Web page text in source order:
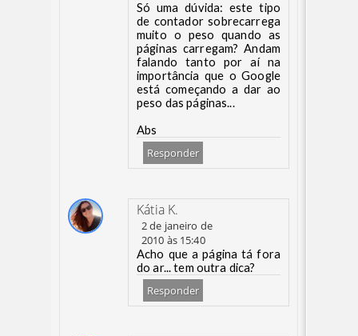
Só uma dúvida: este tipo
de contador sobrecarrega
muito o peso quando as
páginas carregam? Andam
falando tanto por aí na
importância que o Google
está começando a dar ao
peso das páginas...
Abs
Responder
Kátia K.
2 de janeiro de
2010 às 15:40
Acho que a página tá fora
do ar... tem outra dica?
Responder